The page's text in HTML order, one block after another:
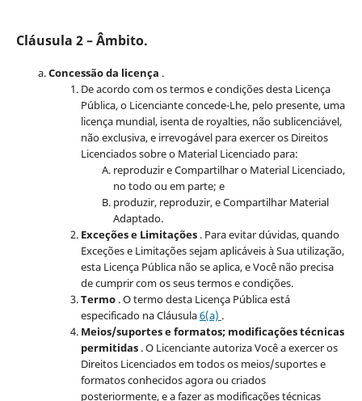
Cláusula 2 – Âmbito.
Concessão da licença .
De acordo com os termos e condições desta Licença
Pública, o Licenciante concede-Lhe, pelo presente, uma
licença mundial, isenta de royalties, não sublicenciável,
não exclusiva, e irrevogável para exercer os Direitos
Licenciados sobre o Material Licenciado para:
reproduzir e Compartilhar o Material Licenciado,
no todo ou em parte; e
produzir, reproduzir, e Compartilhar Material
Adaptado.
Exceções e Limitações . Para evitar dúvidas, quando
Exceções e Limitações sejam aplicáveis à Sua utilização,
esta Licença Pública não se aplica, e Você não precisa
de cumprir com os seus termos e condições.
Termo . O termo desta Licença Pública está
especificado na Cláusula6(a) .
Meios/suportes e formatos; modificações técnicas
permitidas . O Licenciante autoriza Você a exercer os
Direitos Licenciados em todos os meios/suportes e
formatos conhecidos agora ou criados
posteriormente, e a fazer as modificações técnicas